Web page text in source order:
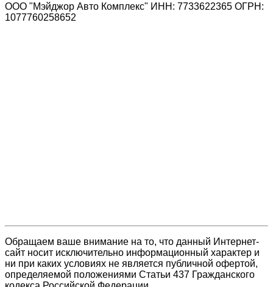
ООО "Мэйджор Авто Комплекс" ИНН: 7733622365 ОГРН:
1077760258652
Обращаем ваше внимание на то, что данный Интернет-
сайт носит исключительно информационный характер и
ни при каких условиях не является публичной офертой,
определяемой положениями Статьи 437 Гражданского